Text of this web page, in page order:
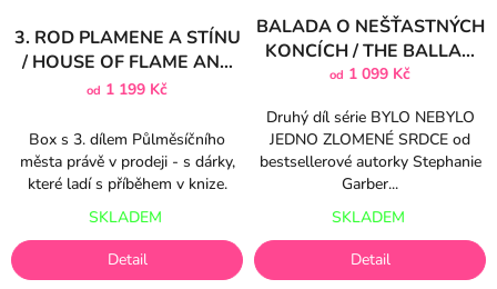
3. ROD PLAMENE A STÍNU
/ HOUSE OF FLAME AND
SHADOW
od 1 199 Kč
Box s 3. dílem Půlměsíčního
města právě v prodeji - s dárky,
které ladí s příběhem v knize.
SKLADEM
Detail
BALADA O NEŠŤASTNÝCH
KONCÍCH / THE BALLAD
OF NEVER AFTER (2. díl)
od 1 099 Kč
Druhý díl série BYLO NEBYLO
JEDNO ZLOMENÉ SRDCE od
bestsellerové autorky Stephanie
Garber...
SKLADEM
Detail